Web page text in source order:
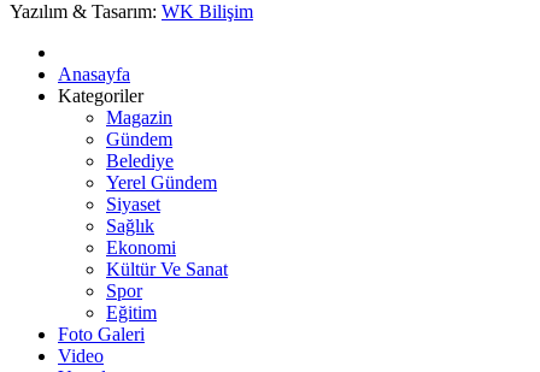
Yazılım & Tasarım: WK Bilişim
Anasayfa
Kategoriler
Magazin
Gündem
Belediye
Yerel Gündem
Siyaset
Sağlık
Ekonomi
Kültür Ve Sanat
Spor
Eğitim
Foto Galeri
Video